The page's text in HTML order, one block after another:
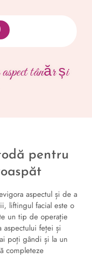
tânăr și
pentru
aspectul și de a
liftingul facial este o
un tip de operație
aspectului feței și
poți gândi și la un
completeze